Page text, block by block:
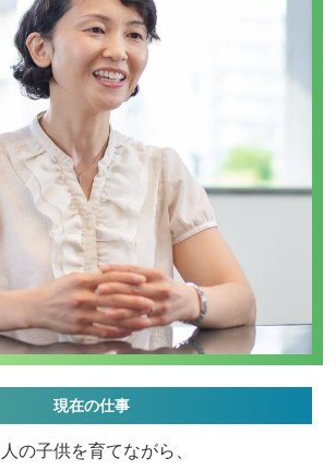
現在の仕事
の子供を育てながら、